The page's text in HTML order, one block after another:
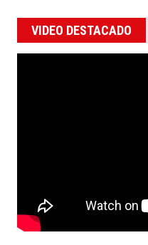
VIDEO DESTACADO